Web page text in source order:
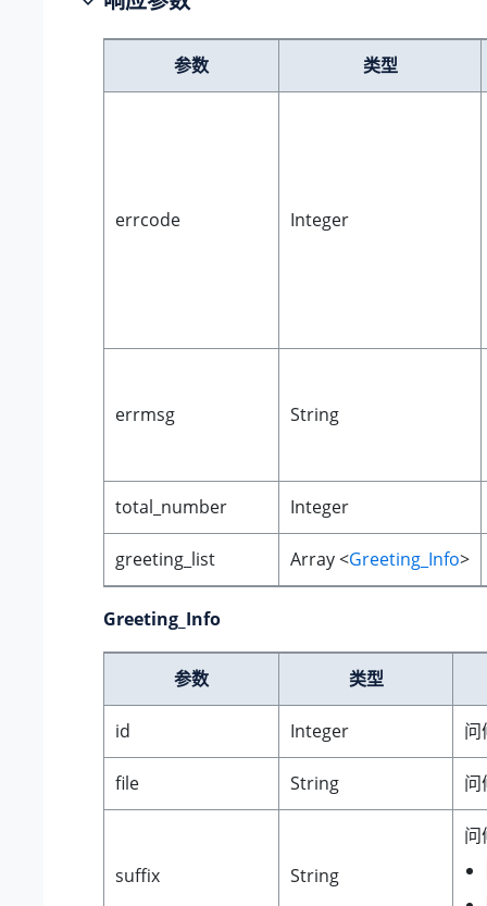
参数 类型
errcode Integer
errmsg String
total_number Integer
greeting_list Array <Greeting_Info>
Greeting_Info
参数 类型
id Integer 问
file String 问
suffix String
问